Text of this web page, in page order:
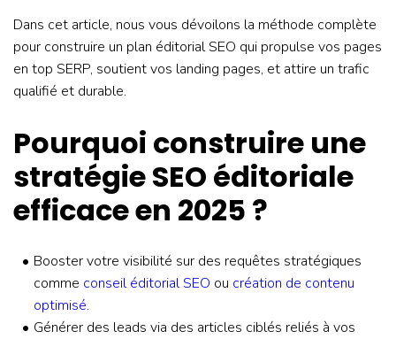
Dans cet article, nous vous dévoilons la méthode complète
pour construire un plan éditorial SEO qui propulse vos pages
en top SERP, soutient vos landing pages, et attire un trafic
qualifié et durable.
Pourquoi construire une
stratégie SEO éditoriale
efficace en 2025 ?
Booster votre visibilité sur des requêtes stratégiques
comme conseil éditorial SEO ou création de contenu
optimisé.
Générer des leads via des articles ciblés reliés à vos